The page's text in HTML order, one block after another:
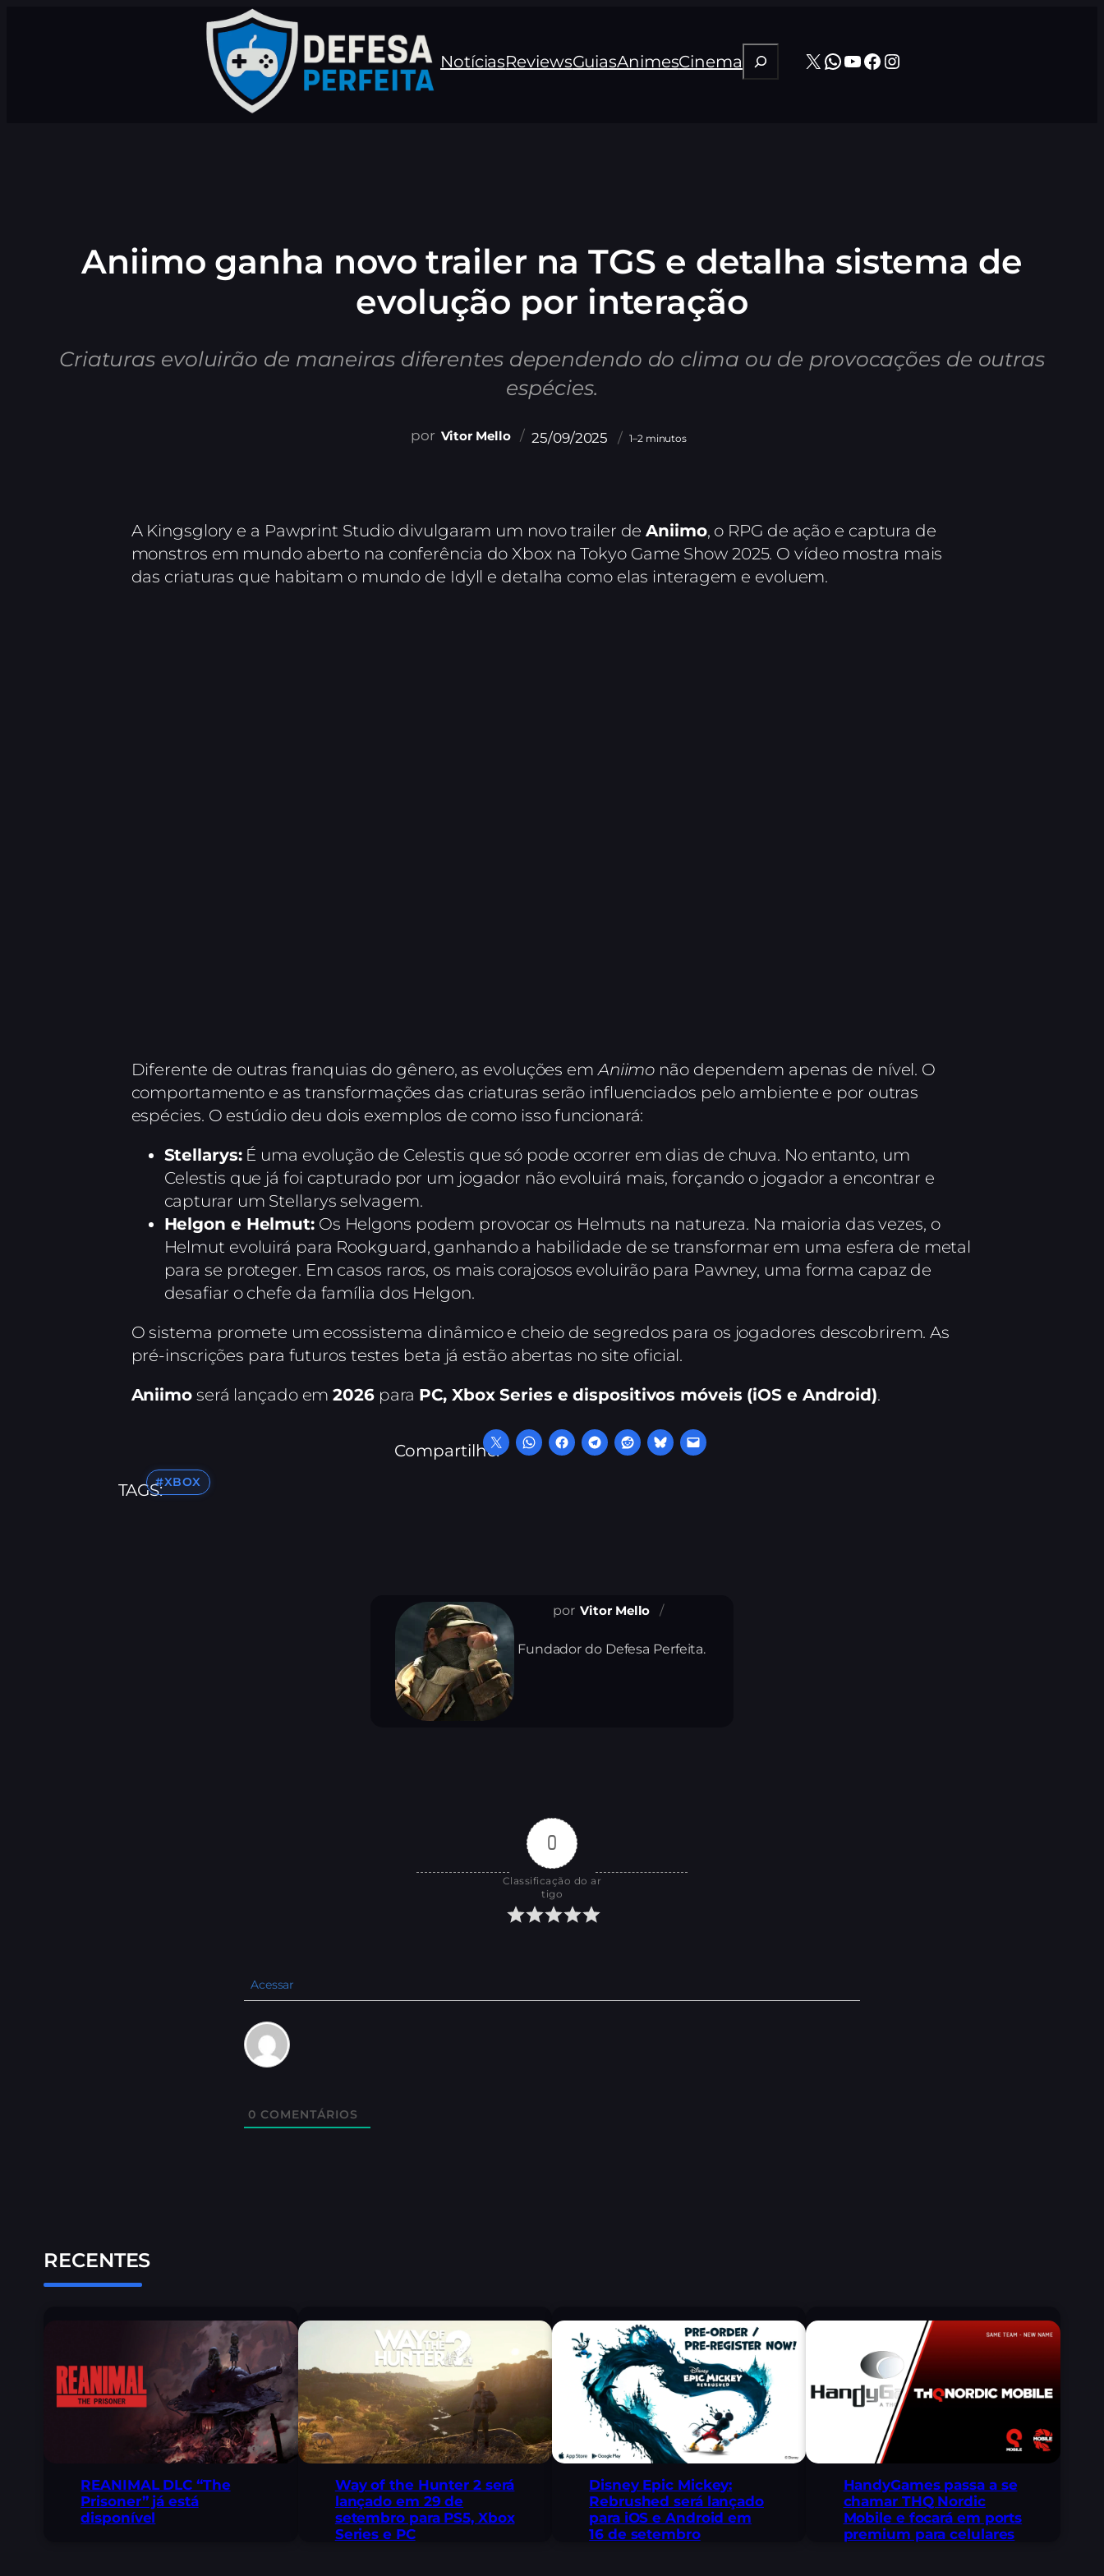
NotíciasReviewsGuiasAnimesCinema Pesquisar
X WhatsApp
Youtube
Facebook
Instagram
Aniimo ganha novo trailer na TGS e detalha sistema de
evolução por interação
Criaturas evoluirão de maneiras diferentes dependendo do clima ou de provocações de outras
espécies.
Vitor Mello 25/09/2025 1–2 minutos
A Kingsglory e a Pawprint Studio divulgaram um novo trailer deAniimo, o RPG de ação e captura de
monstros em mundo aberto na conferência do Xbox na Tokyo Game Show 2025. O vídeo mostra mais
das criaturas que habitam o mundo de Idyll e detalha como elas interagem e evoluem.
Diferente de outras franquias do gênero, as evoluções emAniimo não dependem apenas de nível. O
comportamento e as transformações das criaturas serão influenciados pelo ambiente e por outras
espécies. O estúdio deu dois exemplos de como isso funcionará:
Stellarys:É uma evolução de Celestis que só pode ocorrer em dias de chuva. No entanto, um
Celestis que já foi capturado por um jogador não evoluirá mais, forçando o jogador a encontrar e
capturar um Stellarys selvagem.
Helgon e Helmut:Os Helgons podem provocar os Helmuts na natureza. Na maioria das vezes, o
Helmut evoluirá para Rookguard, ganhando a habilidade de se transformar em uma esfera de metal
para se proteger. Em casos raros, os mais corajosos evoluirão para Pawney, uma forma capaz de
desafiar o chefe da família dos Helgon.
O sistema promete um ecossistema dinâmico e cheio de segredos para os jogadores descobrirem. As
pré-inscrições para futuros testes beta já estão abertas no site oficial.
Aniimoserá lançado em2026para PC, Xbox Series e dispositivos móveis (iOS e Android).
Compartilhe:
TAGS:#XBOX
Vitor Mello
Fundador do Defesa Perfeita.
0
Classificação do ar
tigo
Acessar
0 COMENTÁRIOS
RECENTES
REANIMAL DLC “The
Prisoner” já está
disponível
Way of the Hunter 2 será
lançado em 29 de
setembro para PS5, Xbox
Series e PC
Disney Epic Mickey:
Rebrushed será lançado
para iOS e Android em
16 de setembro
HandyGames passa a se
chamar THQ Nordic
Mobile e focará em ports
premium para celulares